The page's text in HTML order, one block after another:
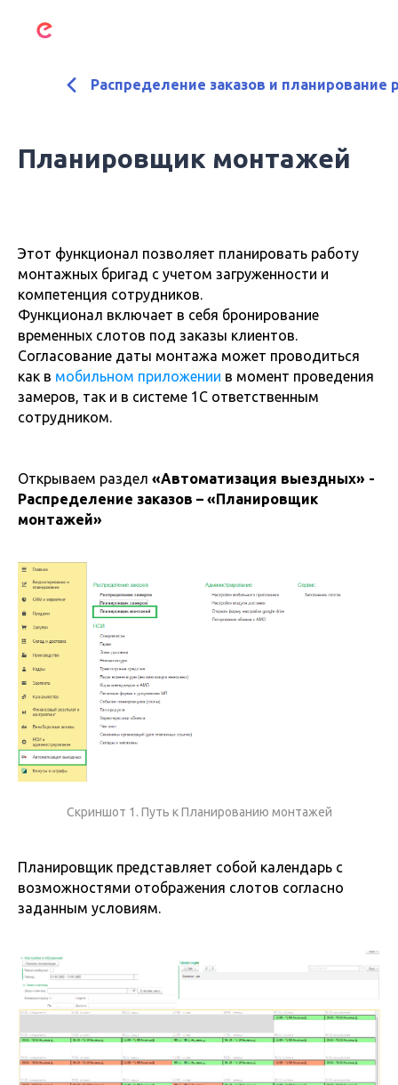
Распределение заказов и планирование
Планировщик монтажей
Этот функционал позволяет планировать работу
монтажных бригад с учетом загруженности и
компетенция сотрудников.
Функционал включает в себя бронирование
временных слотов под заказы клиентов.
Согласование даты монтажа может проводиться
как в мобильном приложении в момент проведения
замеров, так и в системе 1С ответственным
сотрудником.
Открываем раздел «Автоматизация выездных» -
Распределение заказов – «Планировщик
монтажей»
Скриншот 1. Путь к Планированию монтажей
Планировщик представляет собой календарь с
возможностями отображения слотов согласно
заданным условиям.